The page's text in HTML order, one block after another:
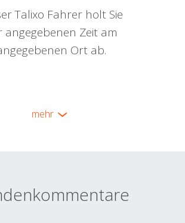
Talixo Fahrer holt Sie
angegebenen Zeit am
Ort ab.
mehr